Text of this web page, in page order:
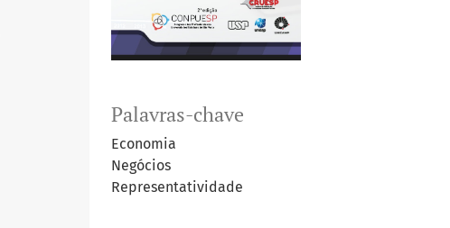
Palavras-chave
Economia
Negócios
Representatividade